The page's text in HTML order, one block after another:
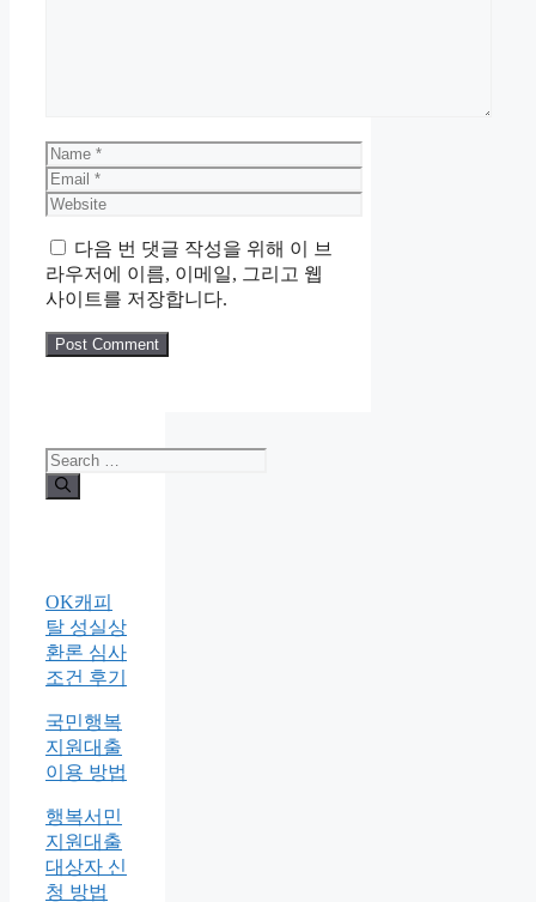
Name
Email
Website
다음 번 댓글 작성을 위해 이 브
라우저에 이름, 이메일, 그리고 웹
사이트를 저장합니다.
Search
for:
OK캐피
탈 성실상
환론 심사
조건 후기
국민행복
지원대출
이용 방법
행복서민
지원대출
대상자 신
청 방법